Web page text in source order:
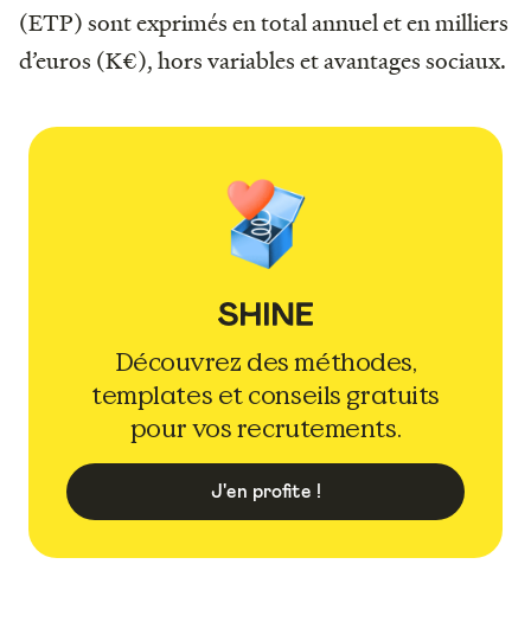
(ETP) sont exprimés en total annuel et en milliers
d’euros (K€), hors variables et avantages sociaux.
Découvrez des méthodes,
templates et conseils gratuits
pour vos recrutements.
J'en profite !